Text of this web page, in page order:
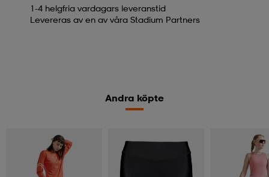
1-4 helgfria vardagars leveranstid
Levereras av en av våra Stadium Partners
Andra köpte